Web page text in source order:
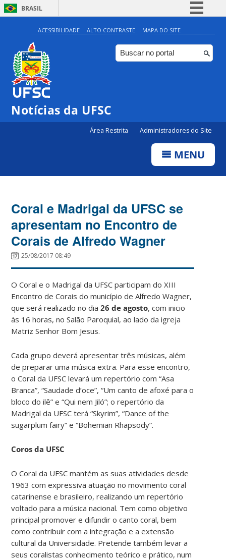
BRASIL
Simplifique!
Comunica BR
Participe
ACESSIBILIDADE ALTO CONTRASTE MAPA DO SITE
Notícias da UFSC
Área Restrita Administradores do Site
MENU
Coral e Madrigal da UFSC se
apresentam no Encontro de
Corais de Alfredo Wagner
25/08/2017 08:49
O Coral e o Madrigal da UFSC participam do XIII
Encontro de Corais do município de Alfredo Wagner,
que será realizado no dia26 de agosto, com inicio
às 16 horas, no Salão Paroquial, ao lado da igreja
Matriz Senhor Bom Jesus.
Cada grupo deverá apresentar três músicas, além
de preparar uma música extra. Para esse encontro,
o Coral da UFSC levará um repertório com “Asa
Branca”, “Saudade d’oce”, “Um canto de afoxé para o
bloco do ilê” e “Qui nem Jiló”; o repertório da
Madrigal da UFSC terá “Skyrim”, “Dance of the
sugarplum fairy” e “Bohemian Rhapsody”.
Coros da UFSC
O Coral da UFSC mantém as suas atividades desde
1963 com expressiva atuação no movimento coral
catarinense e brasileiro, realizando um repertório
voltado para a música nacional. Tem como objetivo
principal promover e difundir o canto coral, bem
como contribuir com a integração e a extensão
cultural da Universidade. Pretende também levar a
seus coralistas conhecimento teórico e prático, num